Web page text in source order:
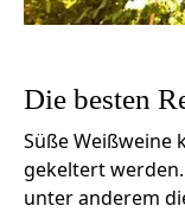
Die besten
Süße Weißweine
gekeltert
unter anderem